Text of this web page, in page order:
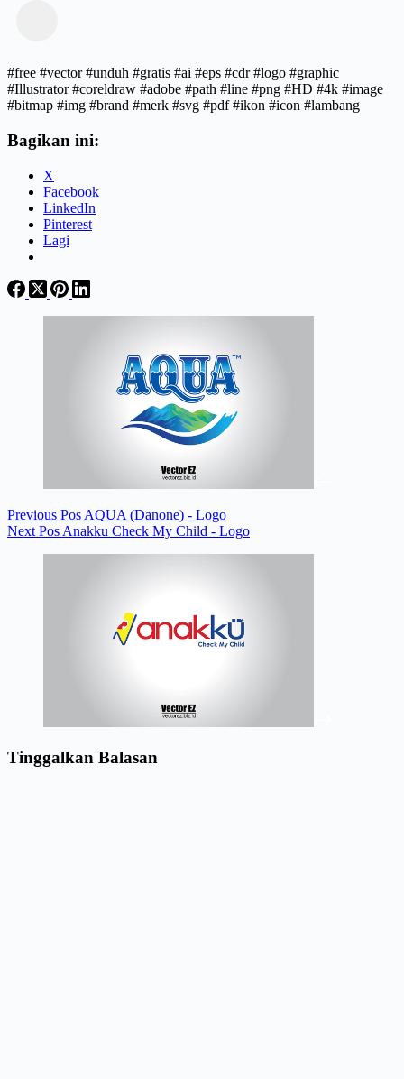
#free #vector #unduh #gratis #ai #eps #cdr #logo #graphic
#Illustrator #coreldraw #adobe #path #line #png #HD #4k #image
#bitmap #img #brand #merk #svg #pdf #ikon #icon #lambang
Bagikan ini:
X
Facebook
LinkedIn
Pinterest
Lagi
Previous Pos AQUA (Danone) - Logo
Next Pos Anakku Check My Child - Logo
Tinggalkan Balasan